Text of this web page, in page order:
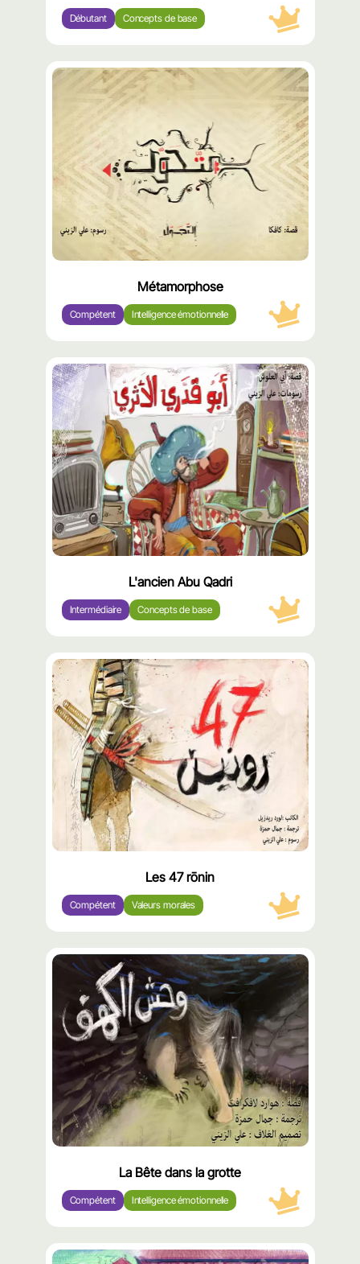
Débutant Concepts de base
محتوى
Métamorphose
Compétent Intelligence émotionnelle
محتوى
مميّز
L'ancien Abu Qadri
Intermédiaire Concepts de base
محتوى
مميّز
Les 47 rōnin
Compétent Valeurs morales
محتوى
La Bête dans la grotte
Compétent Intelligence émotionnelle
محتوى